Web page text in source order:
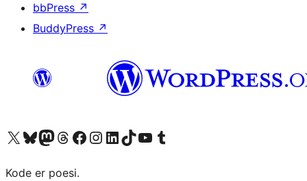
bbPress ↗
BuddyPress ↗
Besøg vores X (tidligere Twitter) konto
Besøg vores Bluesky-konto
Besøg vores Mastodon konto
Besøg vores Threads-konto
Besøg vores Facebook sideBesøg vores Instagram konto
Besøg vores LinkedIn konto
Besøg vores TikTok-konto
Besøg vores YouTube-kanalBesøg vores Tumblr-konto
Kode er poesi.